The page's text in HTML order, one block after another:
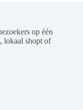
op één
lokaal shopt of